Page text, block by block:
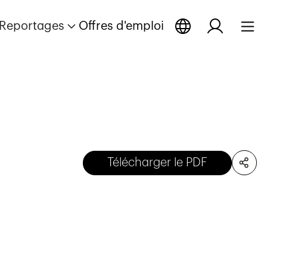
Reportages Offres d'emploi
Télécharger le PDF